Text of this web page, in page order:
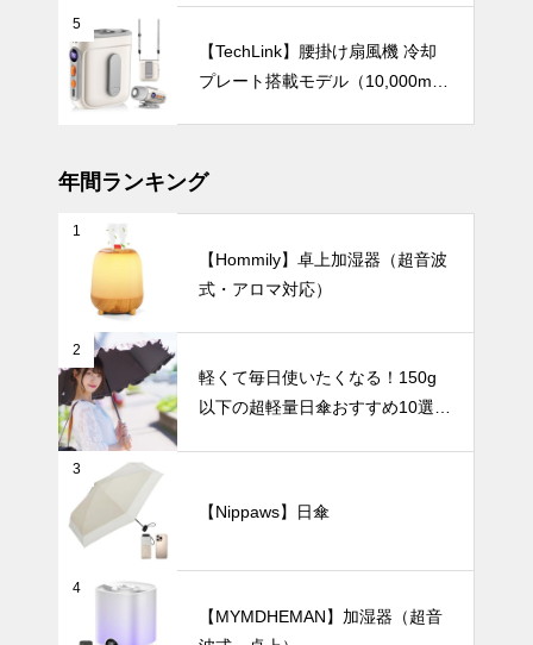
北欧柄やムー
ミンと一緒
に、心癒やさ
れるティータ
「小ぶりなボ
ウル」3選。
UV・雨対策
急な雨でも慌
てない！晴れ
の日も雨の日
も活躍する、
晴雨兼用日傘
おすすめ6
テーブルウェア
日常が特別に
なる北欧アイ
テム20選。
ムーミンから
こだわり食器
UV・雨対策
5
【TechLink】腰掛け扇風機 冷却
プレート搭載モデル（10,000mA
年間ランキング
1
【Hommily】卓上加湿器（超音波
式・アロマ対応）
2
軽くて毎日使いたくなる！150g
以下の超軽量日傘おすすめ10選
3
【Nippaws】日傘
4
【MYMDHEMAN】加湿器（超音